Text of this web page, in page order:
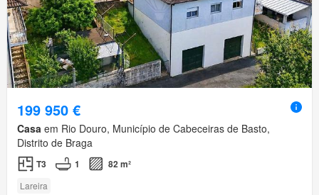
199 950 €
Casa em Rio Douro, Município de Cabeceiras de Basto,
Distrito de Braga
T3 1 82 m²
Lareira